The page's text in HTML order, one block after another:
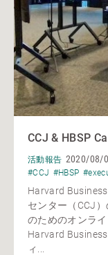
CCJ & HBSP
活動報告 2020/08/
#CCJ #HBSP
Harvard
センター（CCJ
のためのオンラ
Harvard
ィ...